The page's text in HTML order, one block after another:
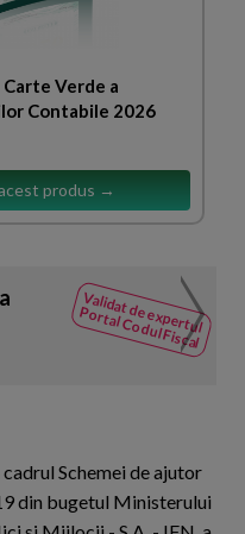
Verde a
Contabile 2026
produs →
Validat de expertul
Portal Codul Fiscal
Schemei de ajutor
din bugetul Ministerului